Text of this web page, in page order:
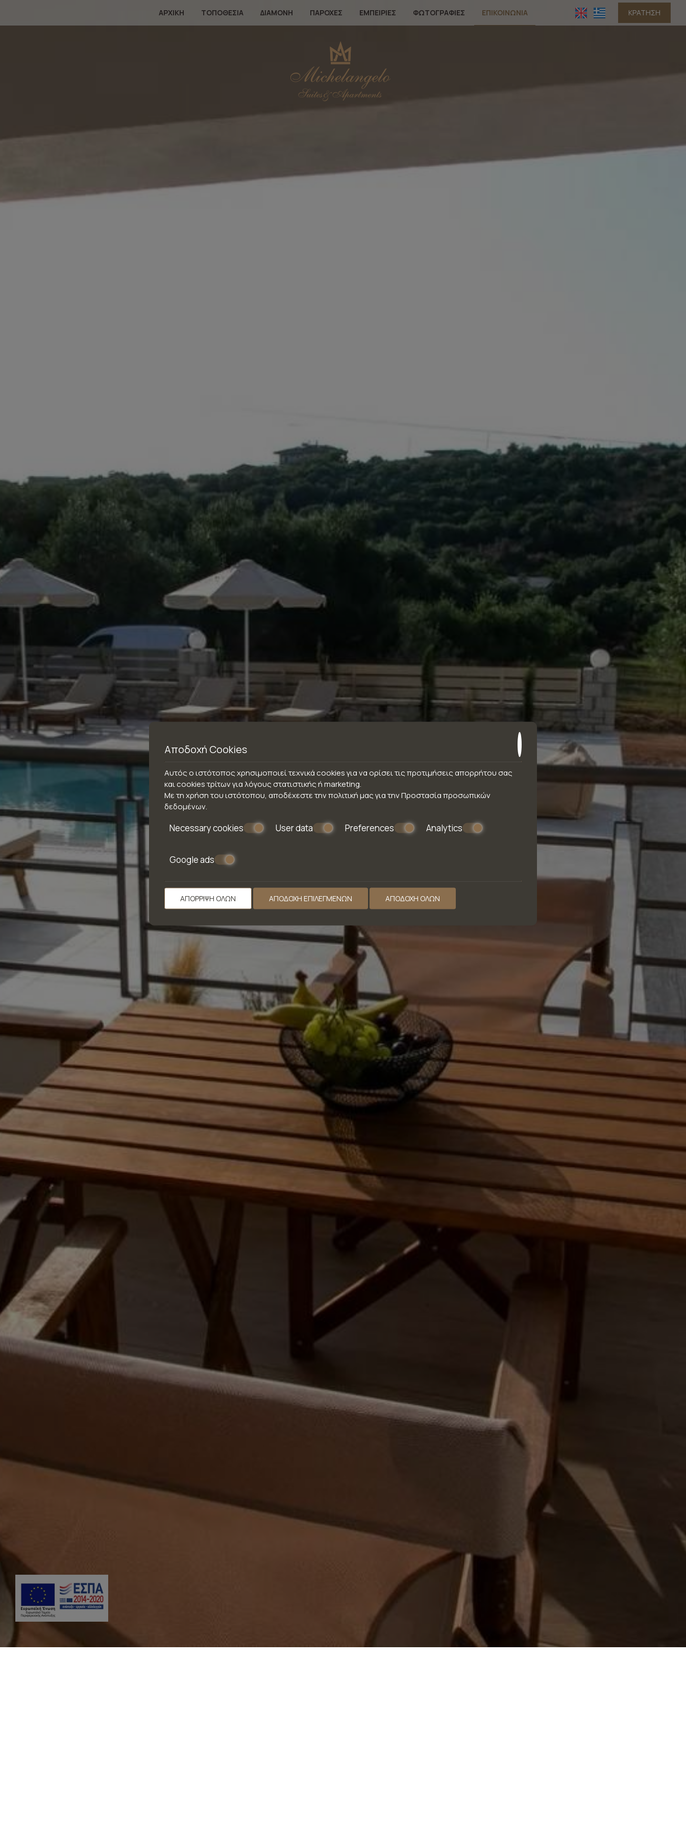
ΚΡΆΤΗΣΗ
ΑΡΧΙΚΉ ΤΟΠΟΘΕΣΊΑ ΔΙΑΜΟΝΉ ΠΑΡΟΧΈΣ ΕΜΠΕΙΡΊΕΣ ΦΩΤΟΓΡΑΦΊΕΣ ΕΠΙΚΟΙΝΩΝΊΑ
Αποδοχή Cookies
Αυτός ο ιστότοπος χρησιμοποιεί τεχνικά cookies για να ορίσει τις προτιμήσεις απορρήτου σας
και cookies τρίτων για λόγους στατιστικής ή marketing.
Με τη χρήση του ιστότοπου, αποδέχεστε την πολιτική μας για τηνΠροστασία προσωπικών
δεδομένων.
Necessary cookies User data Preferences Analytics
Google ads
ΑΠΌΡΡΙΨΗ ΌΛΩΝ ΑΠΟΔΟΧΉ ΕΠΙΛΕΓΜΈΝΩΝ ΑΠΟΔΟΧΉ ΌΛΩΝ